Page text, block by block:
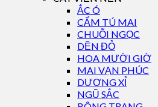
ẮC Ó
CẨM TÚ MAI
CHUỖI NGỌC
DỀN ĐỎ
HOA MƯỜI GIỜ
MAI VẠN PHÚC
DƯƠNG XỈ
NGŨ SẮC